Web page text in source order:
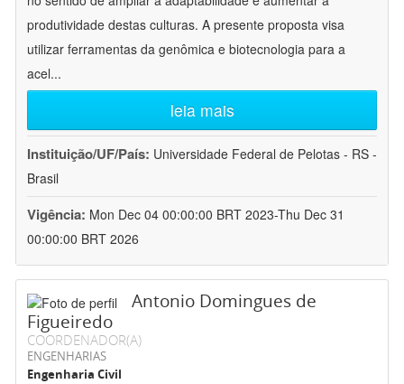
produtividade destas culturas. A presente proposta visa
utilizar ferramentas da genômica e biotecnologia para a
acel...
leia mais
Instituição/UF/País: Universidade Federal de Pelotas - RS -
Brasil
Vigência: Mon Dec 04 00:00:00 BRT 2023-Thu Dec 31
00:00:00 BRT 2026
Antonio Domingues de
Figueiredo
COORDENADOR(A)
ENGENHARIAS
Engenharia Civil